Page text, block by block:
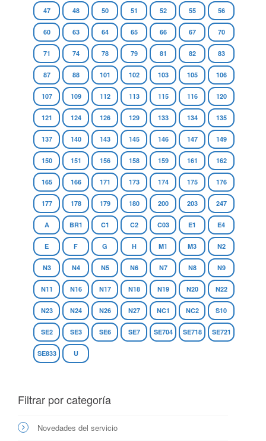
47 48 50 51 52 55 56
60 63 64 65 66 67 70
71 74 78 79 81 82 83
87 88 101 102 103 105 106
107 109 112 113 115 116 120
121 124 126 129 133 134 135
137 140 143 145 146 147 149
150 151 156 158 159 161 162
165 166 171 173 174 175 176
177 178 179 180 200 203 247
A BR1 C1 C2 C03 E1 E4
E F G H M1 M3 N2
N3 N4 N5 N6 N7 N8 N9
N11 N16 N17 N18 N19 N20 N22
N23 N24 N26 N27 NC1 NC2 S10
SE2 SE3 SE6 SE7 SE704 SE718 SE721
SE833 U
Filtrar por categoría
Novedades del servicio